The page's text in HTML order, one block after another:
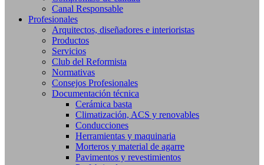
Canal Responsable
Profesionales
Arquitectos, diseñadores e interioristas
Productos
Servicios
Club del Reformista
Normativas
Consejos Profesionales
Documentación técnica
Cerámica basta
Climatización, ACS y renovables
Conducciones
Herramientas y maquinaria
Morteros y material de agarre
Pavimentos y revestimientos